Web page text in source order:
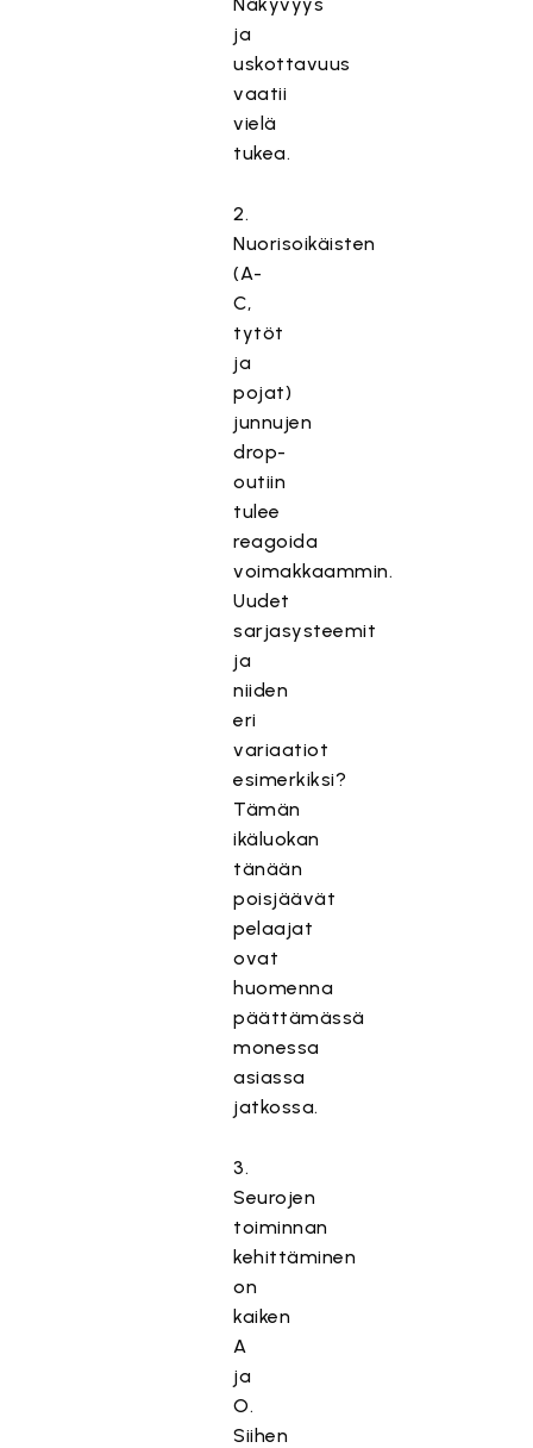
ja
uskottavuus
vaatii
vielä
tukea.
2.
Nuorisoikäisten
(A-
C,
tytöt
ja
pojat)
junnujen
drop-
outiin
tulee
reagoida
voimakkaammin.
Uudet
sarjasysteemit
ja
niiden
eri
variaatiot
esimerkiksi?
Tämän
ikäluokan
tänään
poisjäävät
pelaajat
ovat
huomenna
päättämässä
monessa
asiassa
jatkossa.
3.
Seurojen
toiminnan
kehittäminen
on
kaiken
A
ja
O.
Siihen